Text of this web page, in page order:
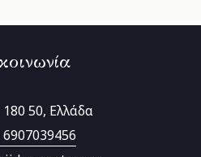
50, Ελλάδα
6907039456